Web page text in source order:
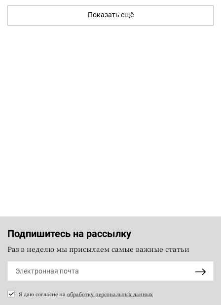
Показать ещё
Подпишитесь на рассылку
Раз в неделю мы присылаем самые важные статьи
Я даю согласие на обработку персональных данных